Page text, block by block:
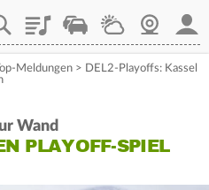
PlaylistStaupilotWetterWebcam
Meldungen > DEL2-Playoffs: Kassel
Wand
PLAYOFF-SPIEL